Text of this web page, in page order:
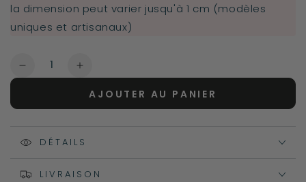
la dimension peut varier jusqu'à 1 cm (modèles
uniques et artisanaux)
Quantité
Réduire
Brut
Hémimorphite
Augmenter
quantité
Brut
Hémimorphite
AJOUTER AU PANIER
DÉTAILS
LIVRAISON